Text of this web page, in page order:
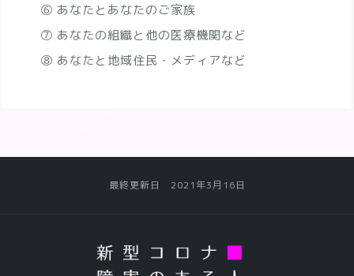
⑥ あなたとあなたのご家族
⑦ あなたの組織と他の医療機関など
⑧ あなたと地域住民・メディアなど
最終更新日 2021年3月16日